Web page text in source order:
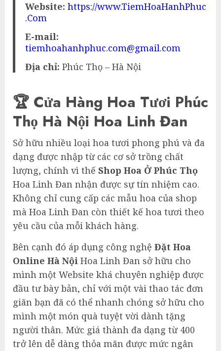
Website:https://www.TiemHoaHanhPhuc
.Com
E-mail:
tiemhoahanhphuc.com@gmail.com
Địa chỉ: Phúc Thọ – Hà Nội
🏆 Cửa Hàng Hoa Tươi Phúc
Thọ Hà Nội Hoa Linh Đan
Sở hữu nhiều loại hoa tươi phong phú và đa
dạng được nhập từ các cơ sở trồng chất
lượng, chính vì thế Shop Hoa Ở Phúc Thọ
Hoa Linh Đan nhận được sự tín nhiệm cao.
Không chỉ cung cấp các mẫu hoa của shop
mà Hoa Linh Đan còn thiết kế hoa tươi theo
yêu cầu của mỗi khách hàng.
Bên cạnh đó áp dụng công nghệ Đặt Hoa
Online Hà Nội Hoa Linh Đan sở hữu cho
mình một Website khá chuyên nghiệp được
đầu tư bày bản, chỉ với một vài thao tác đơn
giãn bạn đã có thể nhanh chóng sở hữu cho
mình một món quà tuyệt vời dành tặng
người thân. Mức giá thành đa dạng từ 400
trở lên dễ dàng thỏa mãn được mức ngân